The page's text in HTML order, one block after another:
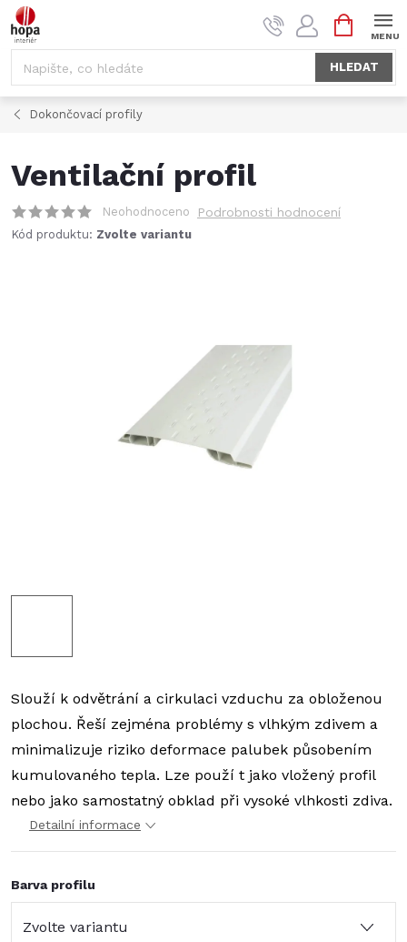
Přejít
na
HLEDAT
NÁKUPNÍ
KOŠÍK
Dokončovací profily
Ventilační profil
Neohodnoceno Podrobnosti hodnocení
Kód produktu: Zvolte variantu
Slouží k odvětrání a cirkulaci vzduchu za obloženou
plochou. Řeší zejména problémy s vlhkým zdivem a
minimalizuje riziko deformace palubek působením
kumulovaného tepla. Lze použí t jako vložený profil
nebo jako samostatný obklad při vysoké vlhkosti zdiva.
Detailní informace
Barva profilu